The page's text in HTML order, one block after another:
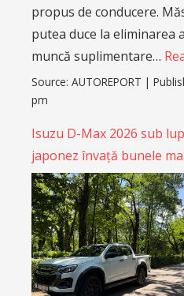
propus de conducere.
putea duce la eliminarea
muncă suplimentare…
Source: AUTOREPORT |
pm
Isuzu D-Max 2026 sub
japonez învață bunele